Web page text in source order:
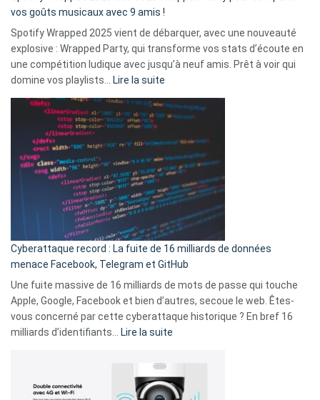
Solly
change
la
des
3
secondes
vos goûts musicaux avec 9 amis !
Spotify Wrapped 2025 vient de débarquer, avec une nouveauté
explosive : Wrapped Party, qui transforme vos stats d’écoute en
une compétition ludique avec jusqu’à neuf amis. Prêt à voir qui
domine vos playlists… Lire la suite
Wrapped
est
là
:
Le
Wrapped
Party
pour
comparer
vos
goûts
musicaux
avec
9
!
Cyberattaque record : La fuite de 16 milliards de données
menace Facebook, Telegram et GitHub
Une fuite massive de 16 milliards de mots de passe qui touche
Apple, Google, Facebook et bien d’autres, secoue le web. Êtes-
vous concerné par cette cyberattaque historique ? En bref 16
milliards d’identifiants… Lire la suite
record
:
La